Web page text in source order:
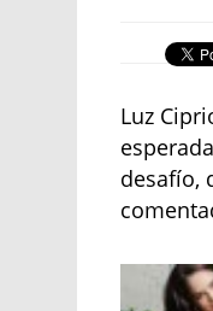
Luz
desafío,